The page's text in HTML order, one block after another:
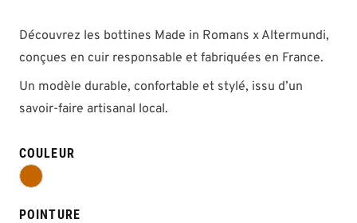
Découvrez les bottines Made in Romans x Altermundi,
conçues en cuir responsable et fabriquées en France.
Un modèle durable, confortable et stylé, issu d’un
savoir-faire artisanal local.
COULEUR
POINTURE